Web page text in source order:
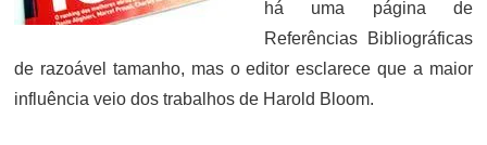
há uma página de
Referências Bibliográficas
de razoável tamanho, mas o editor esclarece que a maior
influência veio dos trabalhos de Harold Bloom.